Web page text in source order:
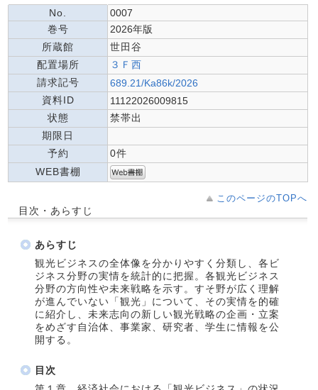
No.
0007
巻号
2026年版
所蔵館
世田谷
配置場所
３Ｆ西
請求記号
689.21/Ka86k/2026
資料ID
11122026009815
状態
禁帯出
期限日
予約
0件
WEB書棚
このページのTOPへ
目次・あらすじ
あらすじ
観光ビジネスの全体像を分かりやすく分類し、各ビ
ジネス分野の実情を統計的に把握。各観光ビジネス
分野の方向性や未来戦略を示す。すそ野が広く理解
が進んでいない「観光」について、その実情を的確
に紹介し、未来志向の新しい観光戦略の企画・立案
をめざす自治体、事業家、研究者、学生に情報を公
開する。
目次